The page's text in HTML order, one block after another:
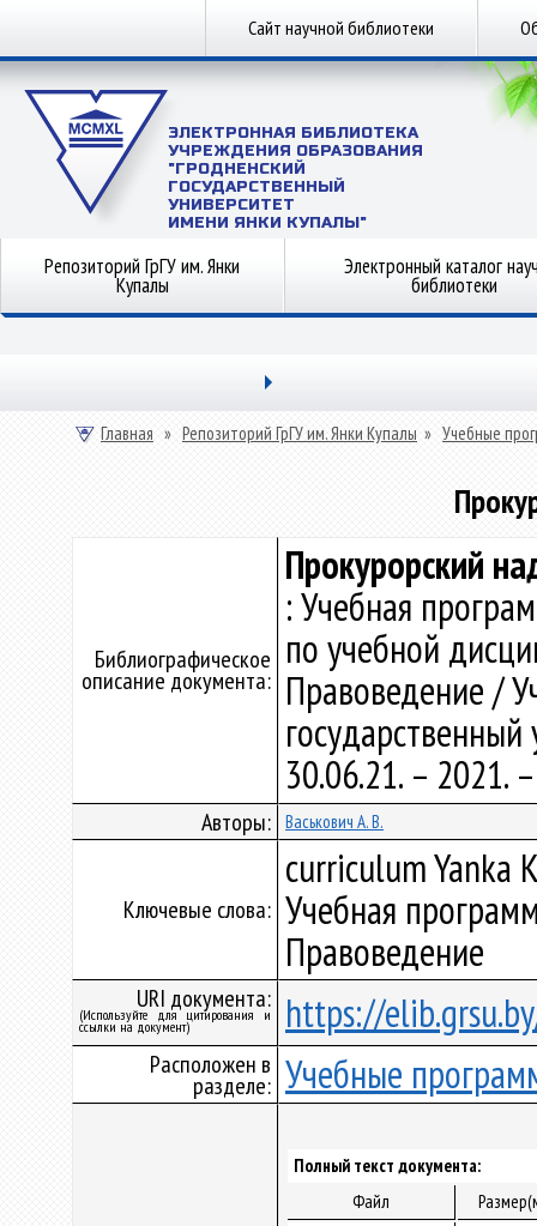
Сайт научной библиотеки
ЭЛЕКТРОННАЯ БИБЛИОТЕКА
УЧРЕЖДЕНИЯ ОБРАЗОВАНИЯ
"ГРОДНЕНСКИЙ
ГОСУДАРСТВЕННЫЙ
УНИВЕРСИТЕТ
ИМЕНИ ЯНКИ КУПАЛЫ"
Репозиторий ГрГУ им. Янки
Купалы
Электронный каталог
библиотеки
Главная » Репозиторий ГрГУ им. Янки Купалы » Учебные
Библиографическое
описание документа:
Прокурорский
: Учебная
по учебной
Правоведение /
30.06.21. –
Авторы: Васькович А. В.
Ключевые слова:
curriculum Yanka
Учебная
Правоведение
URI документа:
(Используйте для цитирования и
ссылки на документ) https://
Расположен в
разделе: Учебные
Полный текст документа:
Файл